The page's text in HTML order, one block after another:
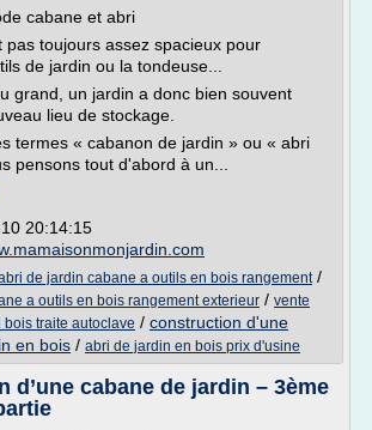
cabane et abri
pas toujours assez spacieux pour
de jardin ou la tondeuse...
grand, un jardin a donc bien souvent
lieu de stockage.
termes « cabanon de jardin » ou « abri
pensons tout d'abord à un...
20:14:15
de jardin cabane a outils en bois rangement/
a outils en bois rangement exterieur / vente
traite autoclave / construction d'une
en bois / abri de jardin en bois prix d'usine
d’une cabane de jardin – 3ème